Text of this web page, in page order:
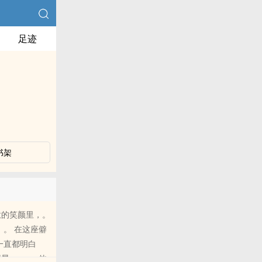
足迹
架
笑颜里，。
。 在这座僻
都明白
。。 。 他